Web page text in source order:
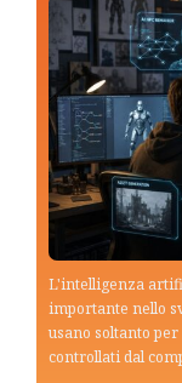
L'intelligenza
importante nello
usano soltanto
controllati dal